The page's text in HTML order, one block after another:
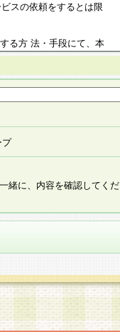
スの依頼をするとは限
る方 法・手段にて、本
。改定後の本規約等
については、会員に対
い時期をもってその効
思で提 供いただいたも
提供を希望されない場
ないことによって、当
とを予めご了承くださ
追加・ 利用停止等を求
に限り、法令に準拠し
完了し、当社が承認した
プ
緒に、内容を確認してくだ